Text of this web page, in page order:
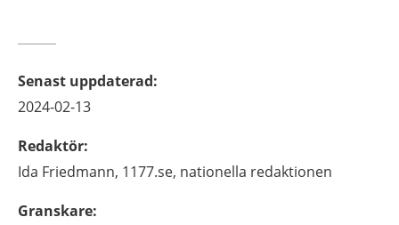
Senast uppdaterad:
2024-02-13
Redaktör:
Ida Friedmann, 1177.se, nationella redaktionen
Granskare: